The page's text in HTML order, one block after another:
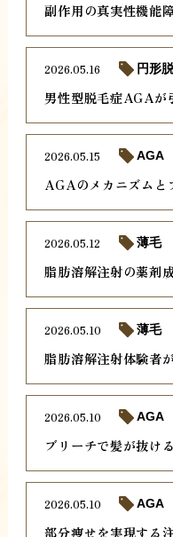
副作用の真実性機能
男性型脱毛症AGAが
2026.05.16 円形
AGAのメカニズムと
2026.05.15 AGA
脂肪溶解注射の薬剤
2026.05.12 薄毛
脂肪溶解注射体験者
2026.05.10 薄毛
ブリーチで髪が抜け
2026.05.10 AGA
部分痩せを実現する
2026.05.10 AGA